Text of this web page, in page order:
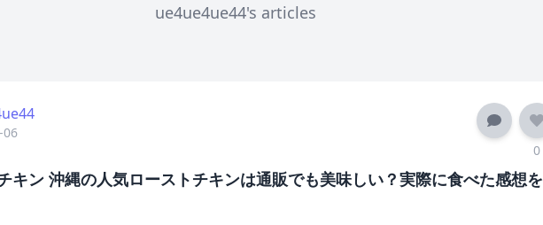
ue4ue4ue44's articles
06
0
キン 沖縄の人気ローストチキンは通販でも美味しい？実際に食べた感想を